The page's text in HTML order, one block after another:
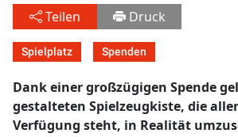
Teilen Druck
Spielplatz Spenden
Dank einer großzügigen Spende
gestalteten Spielzeugkiste, die
Verfügung steht, in Realität